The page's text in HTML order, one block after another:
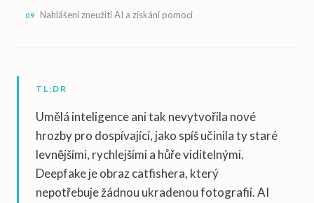
Nahlášení zneužití AI a získání pomoci
TL;DR
Umělá inteligence ani tak nevytvořila nové
hrozby pro dospívající, jako spíš učinila ty staré
levnějšími, rychlejšími a hůře viditelnými.
Deepfake je obraz catfishera, který
nepotřebuje žádnou ukradenou fotografii. AI